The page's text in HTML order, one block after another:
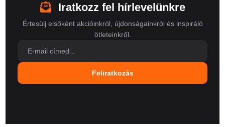
Iratkozz fel hírlevelünkre
Értesülj elsőként akcióinkról, újdonságainkról és inspiráló
ötleteinkről.
Feliratkozás